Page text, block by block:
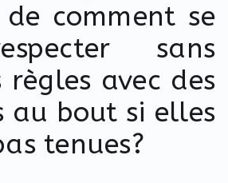
comment se
sans
règles avec des
au bout si elles
tenues?